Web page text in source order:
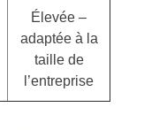
Élevée –
adaptée à la
taille de
l’entreprise